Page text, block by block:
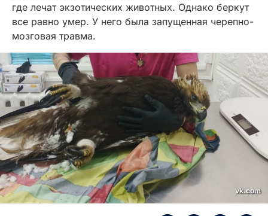
где лечат экзотических животных. Однако беркут
все равно умер. У него была запущенная черепно-
мозговая травма.
vk.com